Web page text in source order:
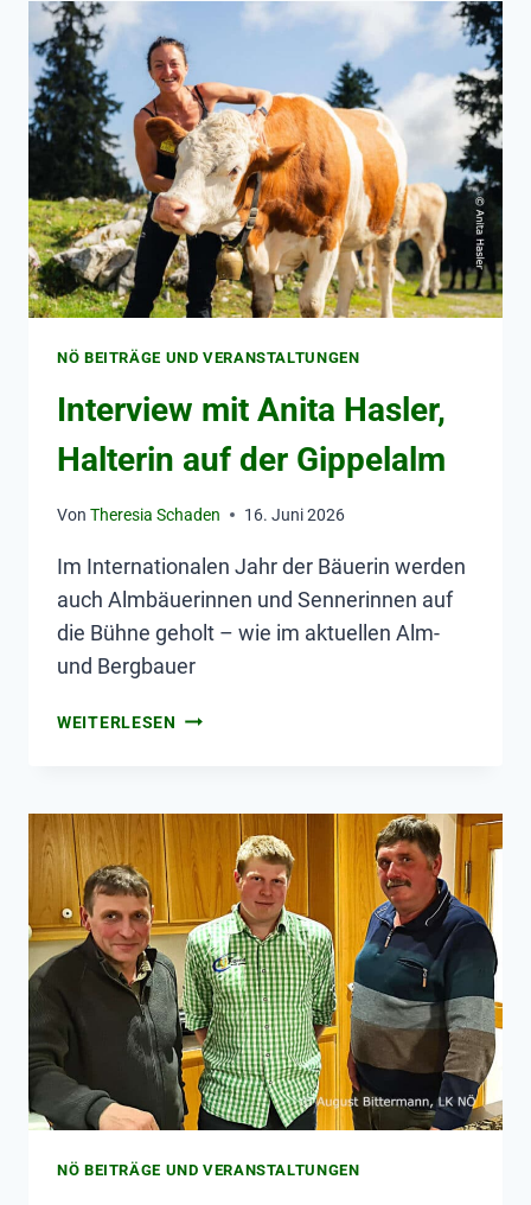
NÖ BEITRÄGE UND VERANSTALTUNGEN
Interview mit Anita Hasler,
Halterin auf der Gippelalm
Von Theresia Schaden 16. Juni 2026
Im Internationalen Jahr der Bäuerin werden
auch Almbäuerinnen und Sennerinnen auf
die Bühne geholt – wie im aktuellen Alm-
und Bergbauer
WEITERLESEN
NÖ BEITRÄGE UND VERANSTALTUNGEN